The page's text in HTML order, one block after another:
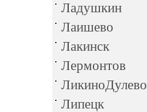
Ладушкин
Лаишево
Лакинск
Лермонтов
ЛикиноДулево
Липецк